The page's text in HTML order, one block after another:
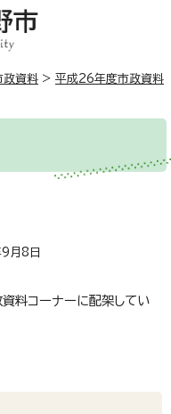
政資料 > 平成26年度市政資料
月8日
資料コーナーに配架してい